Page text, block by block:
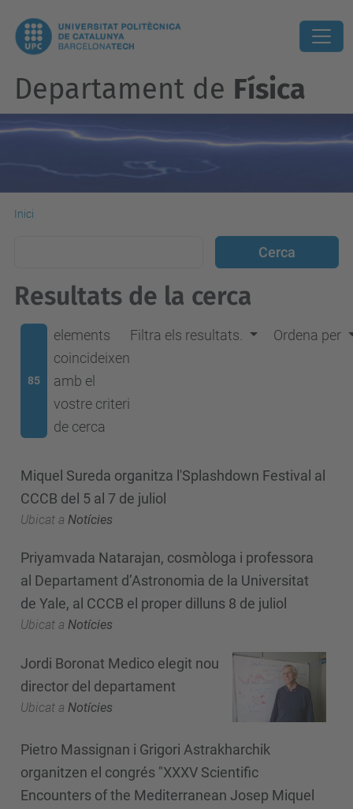
Departament de Física
Inici
Resultats de la cerca
85
elements
coincideixen
amb el
vostre criteri
de cerca
Filtra els resultats. Ordena per
Miquel Sureda organitza l'Splashdown Festival al
CCCB del 5 al 7 de juliol
Ubicat a Notícies
Priyamvada Natarajan, cosmòloga i professora
al Departament d’Astronomia de la Universitat
de Yale, al CCCB el proper dilluns 8 de juliol
Ubicat a Notícies
Jordi Boronat Medico elegit nou
director del departament
Ubicat a Notícies
Pietro Massignan i Grigori Astrakharchik
organitzen el congrés "XXXV Scientific
Encounters of the Mediterranean Josep Miquel